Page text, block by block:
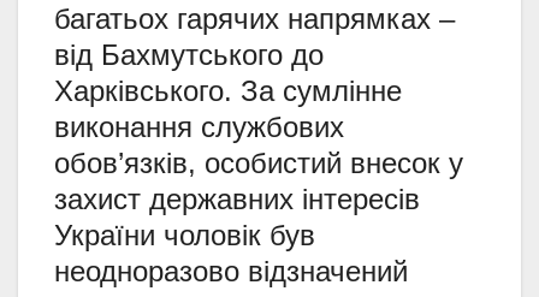
багатьох гарячих напрямках –
від Бахмутського до
Харківського. За сумлінне
виконання службових
обов’язків, особистий внесок у
захист державних інтересів
України чоловік був
неодноразово відзначений